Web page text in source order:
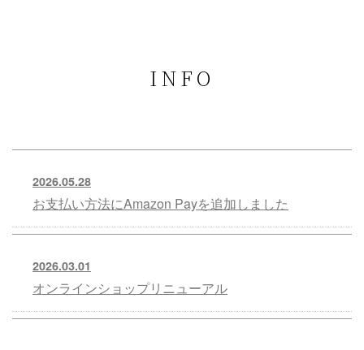
INFO
2026.05.28
お支払い方法にAmazon Payを追加しました
2026.03.01
オンラインショップリニューアル